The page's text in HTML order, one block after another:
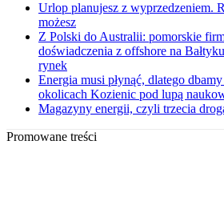
Urlop planujesz z wyprzedzeniem.
możesz
Z Polski do Australii: pomorskie
doświadczenia z offshore na
rynek
Energia musi płynąć, dlatego
okolicach Kozienic pod lupą
Magazyny energii, czyli trzecia
Promowane treści